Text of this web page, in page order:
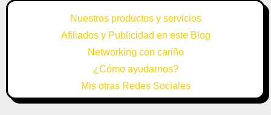
Nuestros productos y servicios
Afiliados y Publicidad en este Blog
Networking con cariño
¿Cómo ayudarnos?
Mis otras Redes Sociales